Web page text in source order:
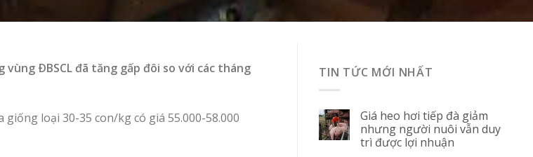
ÐBSCL đã tăng gấp đôi so với các tháng
loại 30-35 con/kg có giá 55.000-58.000
TIN TỨC MỚI NHẤT
Giá heo hơi tiếp đà giảm
nhưng người nuôi vẫn duy
trì được lợi nhuận